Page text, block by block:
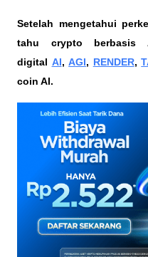
Setelah mengetahui
tahu crypto
digital AI, AGI, RENDER,
coin AI.